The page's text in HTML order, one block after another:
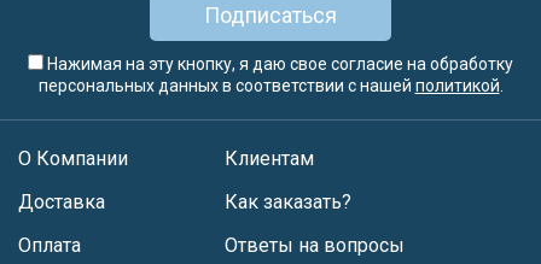
Подписаться
Нажимая на эту кнопку, я даю свое согласие на обработку
персональных данных в соответствии с нашей политикой
О Компании
Доставка
Оплата
Клиентам
Как заказать?
Ответы на вопросы